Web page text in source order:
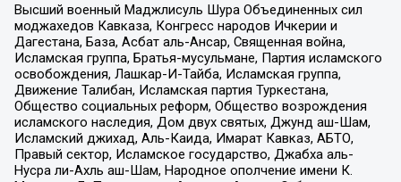
Высший военный Маджлисуль Шура Объединенных сил
моджахедов Кавказа, Конгресс народов Ичкерии и
Дагестана, База, Асбат аль-Ансар, Священная война,
Исламская группа, Братья-мусульмане, Партия исламского
освобождения, Лашкар-И-Тайба, Исламская группа,
Движение Талибан, Исламская партия Туркестана,
Общество социальных реформ, Общество возрождения
исламского наследия, Дом двух святых, Джунд аш-Шам,
Исламский джихад, Аль-Каида, Имарат Кавказ, АБТО,
Правый сектор, Исламское государство, Джабха аль-
Нусра ли-Ахль аш-Шам, Народное ополчение имени К.